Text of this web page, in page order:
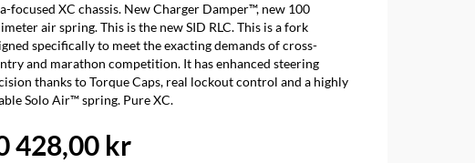
focused XC chassis. New Charger Damper™, new 100
air spring. This is the new SID RLC. This is a fork
specifically to meet the exacting demands of cross-
and marathon competition. It has enhanced steering
thanks to Torque Caps, real lockout control and a highly
Solo Air™ spring. Pure XC.
428,00 kr